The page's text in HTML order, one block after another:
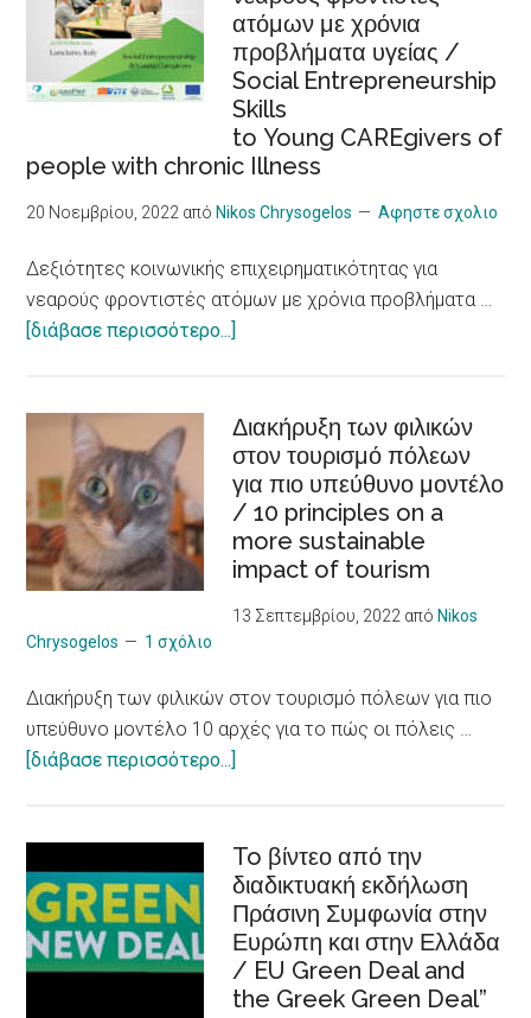
Shows
συμπερίληψη,
εργασιακή
ένταξη
tourism,
inclusiveness,
integration,
social
ατόμων με χρόνια
προβλήματα υγείας /
Social Entrepreneurship
Skills
to Young CAREgivers of
people with chronic Illness
20 Νοεμβρίου, 2022 απόNikos Chrysogelos Αφηστε σχολιο
Δεξιότητες κοινωνικής επιχειρηματικότητας για
νεαρούς φροντιστές ατόμων με χρόνια προβλήματα …
[διάβασε περισσότερο...]
επιχειρηματικότητας
για
νεαρούς
φροντιστές
ατόμων
με
χρόνια
/
Social
of
people
with
chronic
Illness
Διακήρυξη των φιλικών
στον τουρισμό πόλεων
για πιο υπεύθυνο μοντέλο
/ 10 principles on a
more sustainable
impact of tourism
13 Σεπτεμβρίου, 2022 απόNikos
Chrysogelos
1 σχόλιο
Διακήρυξη των φιλικών στον τουρισμό πόλεων για πιο
υπεύθυνο μοντέλο 10 αρχές για το πώς οι πόλεις …
[διάβασε περισσότερο...]
φιλικών
στον
τουρισμό
πόλεων
για
πιο
To βίντεο από την
διαδικτυακή εκδήλωση
Πράσινη Συμφωνία στην
Ευρώπη και στην Ελλάδα
/ EU Green Deal and
the Greek Green Deal”